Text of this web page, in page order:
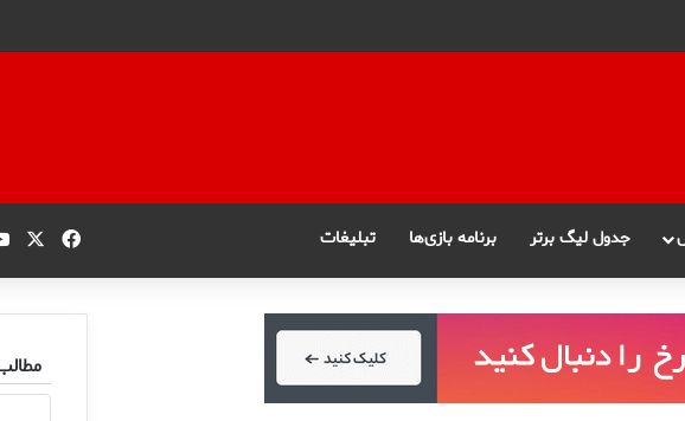
جدول لیگ برتر برنامه بازی‌ها تبلیغات فیس